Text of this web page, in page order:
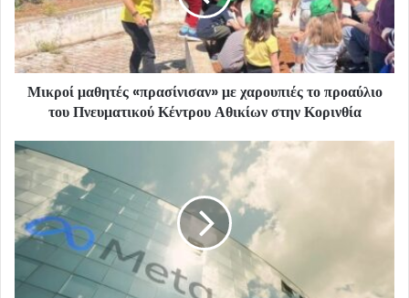
Μικροί μαθητές «πρασίνισαν» με χαρουπιές το προαύλιο
του Πνευματικού Κέντρου Αθικίων στην Κορινθία